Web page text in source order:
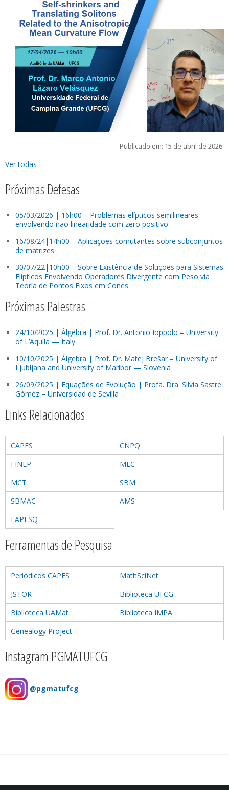
Publicado em: 15 de abril de 2026.
Ver todas
Próximas Defesas
05/03/2026 | 16h00 – Problemas elípticos semilineares
envolvendo não linearidade com zero positivo
16/08/24|14h00 – Aplicações comutantes sobre subconjuntos
de matrizes
30/07/22|10h00 – Sobre Existência de Soluções para Sistemas
Elípticos Envolvendo Operadores Divergente com Peso via
Teoria de Pontos Fixos em Cones.
Próximas Palestras
24/10/2025 | Álgebra | Prof. Dr. Antonio Ioppolo – University
of L’Aquila — Italy
10/10/2025 | Álgebra | Prof. Dr. Matej Brešar – University of
Ljubljana and University of Maribor — Slovenia
26/09/2025 | Equações de Evolução | Profa. Dra. Silvia Sastre
Gómez – Universidad de Sevilla
Links Relacionados
CAPES
CNPQ
FINEP
MEC
MCT
SBM
SBMAC
AMS
FAPESQ
Ferramentas de Pesquisa
Periódicos CAPES
MathSciNet
JSTOR
Biblioteca UFCG
Biblioteca UAMat
Biblioteca IMPA
Genealogy Project
Instagram PGMATUFCG
@pgmatufcg